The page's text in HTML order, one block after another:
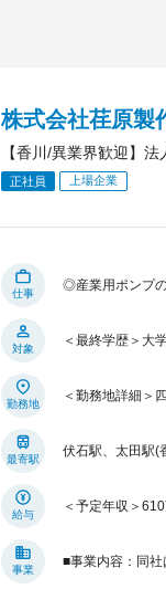
株式会社荏原製
【香川/異業界歓迎】
正社員 上場企業
仕事
◎産業用ポンプ
対象
＜最終学歴＞大
勤務地
＜勤務地詳細＞
最寄駅
伏石駅、太田駅(
給与
＜予定年収＞
事業
■事業内容：同